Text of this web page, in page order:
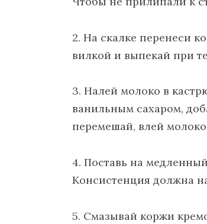
2. На скалке перенеси
вилкой и выпекай при
3. Налей молоко в
ванильным сахаром,
перемешай, влей
4. Поставь на
Консистенция должна
5. Смазывай коржи